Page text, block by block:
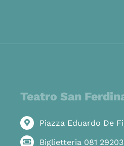
Teatro San
Piazza Eduardo De
Biglietteria 081